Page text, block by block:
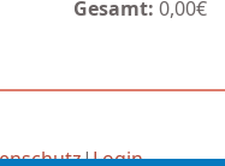
Gesamt: 0,00€
|Login